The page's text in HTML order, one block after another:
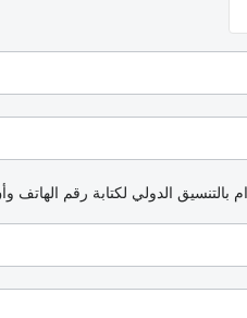
بالتنسيق الدولي لكتابة رقم الهاتف